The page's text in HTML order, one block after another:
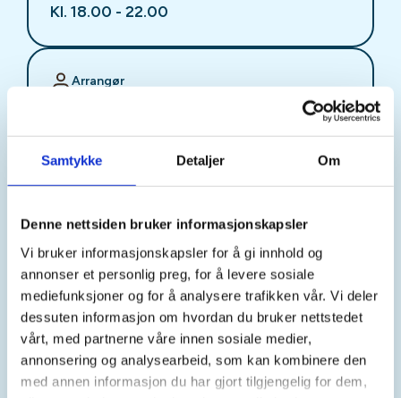
Samtykke Detaljer Om
Denne nettsiden bruker informasjonskapsler
Vi bruker informasjonskapsler for å gi innhold og
annonser et personlig preg, for å levere sosiale
mediefunksjoner og for å analysere trafikken vår. Vi deler
dessuten informasjon om hvordan du bruker nettstedet
vårt, med partnerne våre innen sosiale medier,
annonsering og analysearbeid, som kan kombinere den
med annen informasjon du har gjort tilgjengelig for dem,
Kl. 18.00 - 22.00
Arrangør
Kontaktperson
sjffung@outlook.com
Fast fredagsmøte i
Ungdomsutvalget SJFF
(SJFFU)